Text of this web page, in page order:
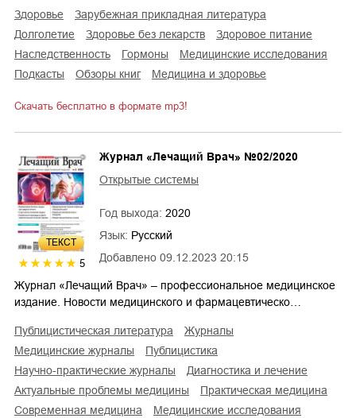
здоровье
зарубежная прикладная литература
долголетие
здоровье без лекарств
здоровое питание
наследственность
гормоны
медицинские исследования
подкасты
обзоры книг медицина и здоровье
Скачать бесплатно в формате mp3!
ТЕКСТ
5 Добавлено 09.12.2023 20:15
Журнал «Лечащий Врач» №02/2020
Открытые системы
Год выхода: 2020
Язык: Русский
Журнал «Лечащий Врач» – профессиональное медицинское
издание. Новости медицинского и фармацевтическо…
публицистическая литература
журналы
медицинские журналы
публицистика
научно-практические журналы
диагностика и лечение
актуальные проблемы медицины
практическая медицина
современная медицина
медицинские исследования